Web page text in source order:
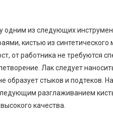
одним из следующих
кистью из
от работника не требуются
Лак следует
образует стыков и подтеков.
разглаживанием
качества.